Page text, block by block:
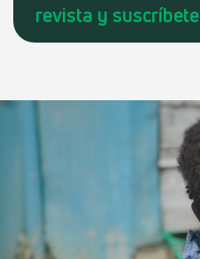
revista y suscríbete